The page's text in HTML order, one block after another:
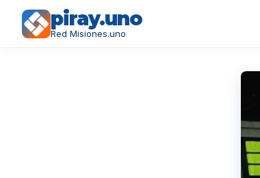
piray.uno
Red Misiones.uno